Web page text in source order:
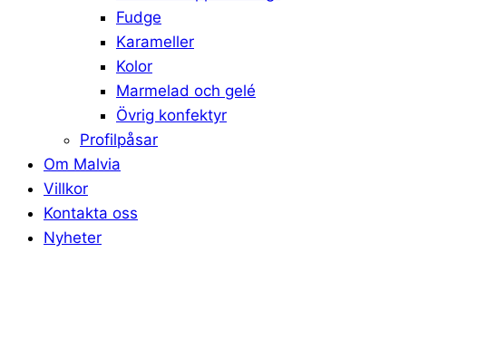
Fudge
Karameller
Kolor
Marmelad och gelé
Övrig konfektyr
Profilpåsar
Om Malvia
Villkor
Kontakta oss
Nyheter